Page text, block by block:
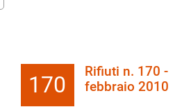
170
Rifiuti n. 170 -
febbraio 2010